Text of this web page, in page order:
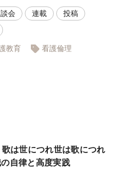
会 連載
投稿
教育
看護倫理
は世につれ世は歌につれ
自律と高度実践